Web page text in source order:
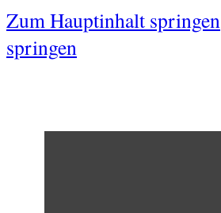
Zum Hauptinhalt springen
springen